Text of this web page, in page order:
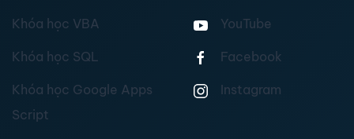
Khóa học VBA
Khóa học SQL
Khóa học Google Apps
Script
YouTube
Facebook
Instagram